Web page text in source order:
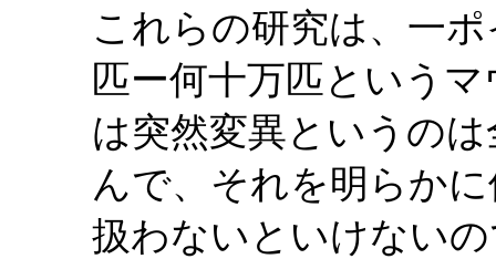
これらの研究は、一
匹ー何十万匹という
は突然変異というの
んで、それを明らか
扱わないといけない